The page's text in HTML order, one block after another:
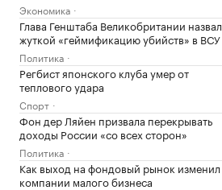
Экономика
Глава Генштаба Великобритании назвал
жуткой «геймификацию убийств» в ВСУ
Политика
Регбист японского клуба умер от
теплового удара
Спорт
Фон дер Ляйен призвала перекрывать
доходы России «со всех сторон»
Политика
Как выход на фондовый рынок изменил
компании малого бизнеса